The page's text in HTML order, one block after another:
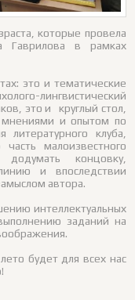
которые провела
Гаврилова в рамках
это и тематические
лингвистический
это и круглый стол,
и опытом по
клуба,
малоизвестного
додумать концовку,
и впоследствии
автора.
интеллектуальных
заданий на
будет для всех нас